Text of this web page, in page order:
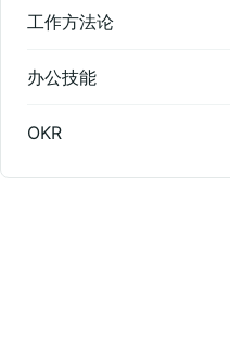
工作方法论
办公技能
OKR